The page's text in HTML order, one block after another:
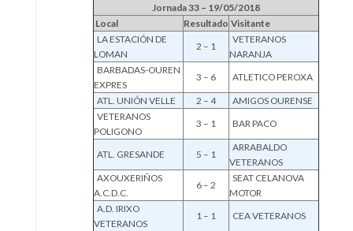
Jornada 33 – 19/05/2018
Local
Resultado Visitante
LA ESTACIÓN DE
LOMAN
2 – 1
VETERANOS
NARANJA
BARBADAS-OUREN
EXPRES
3 – 6
ATLETICO PEROXA
ATL. UNIÓN VELLE
2 – 4
AMIGOS OURENSE
VETERANOS
POLIGONO
3 – 1 BAR PACO
ATL. GRESANDE 5 – 1
ARRABALDO
VETERANOS
AXOUXERIÑOS
A.C.D.C.
6 – 2
SEAT CELANOVA
MOTOR
A.D. IRIXO
VETERANOS
1 – 1 CEA VETERANOS